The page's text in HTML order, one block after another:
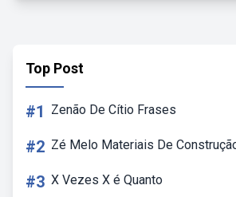
Top Post
#1 Zenão De Cítio Frases
#2 Zé Melo Materiais De
#3 X Vezes X é Quanto